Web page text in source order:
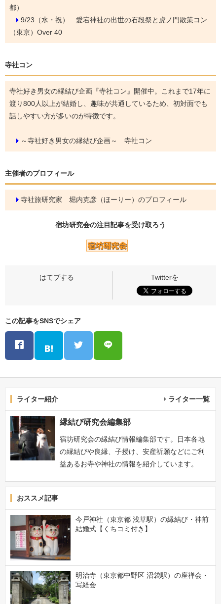
都）
9/23（水・祝） 愛宕神社の出世の石段祭と虎ノ門散策コン
（東京）Over 40
寺社コン
寺社好き男女の縁結び企画『寺社コン』開催中。これまで17年に
渡り800人以上が結婚し、趣味が共通しているため、初対面でも
話しやすい方が多いのが特徴です。
～寺社好き男女の縁結び企画～ 寺社コン
主催者のプロフィール
寺社旅研究家 堀内克彦（ほーりー）のプロフィール
宿坊研究会の注目記事を受け取ろう
この記事をSNSでシェア
ライター紹介 ライター一覧
縁結び研究会編集部
宿坊研究会の縁結び情報編集部です。日本各地
の縁結びや良縁、子授け、安産祈願などにご利
益あるお寺や神社の情報を紹介しています。
おススメ記事
今戸神社（東京都 浅草駅）の縁結び・神前
結婚式【くちコミ付き】
明治寺（東京都中野区 沼袋駅）の座禅会・
写経会